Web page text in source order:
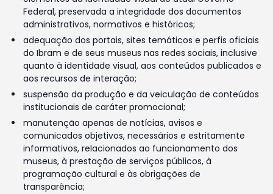
Federal, preservada a integridade dos documentos
administrativos, normativos e históricos;
adequação dos portais, sites temáticos e perfis oficiais
do Ibram e de seus museus nas redes sociais, inclusive
quanto à identidade visual, aos conteúdos publicados e
aos recursos de interação;
suspensão da produção e da veiculação de conteúdos
institucionais de caráter promocional;
manutenção apenas de notícias, avisos e
comunicados objetivos, necessários e estritamente
informativos, relacionados ao funcionamento dos
museus, à prestação de serviços públicos, à
programação cultural e às obrigações de
transparência;